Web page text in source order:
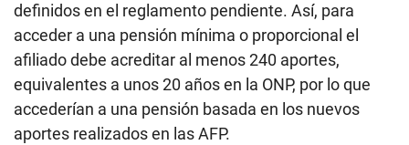
definidos en el reglamento pendiente. Así, para
acceder a una pensión mínima o proporcional el
afiliado debe acreditar al menos 240 aportes,
equivalentes a unos 20 años en la ONP, por lo que
accederían a una pensión basada en los nuevos
aportes realizados en las AFP.